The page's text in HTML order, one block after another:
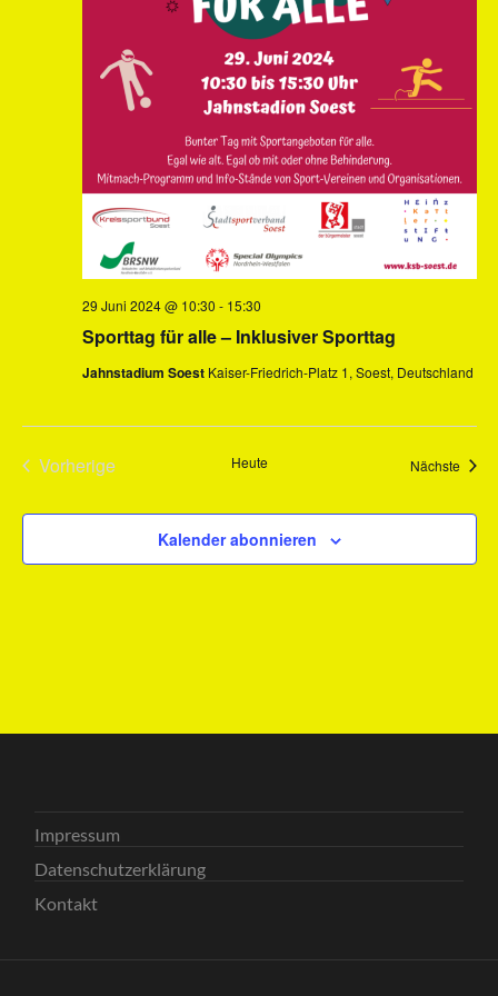
Sporttag für alle – Inklusiver Sporttag
29 Juni 2024 @ 10:30 - 15:30
Jahnstadium Soest Kaiser-Friedrich-Platz 1, Soest, Deutschland
Vorherige
Heute Nächste
Kalender abonnieren
Impressum
Datenschutzerklärung
Kontakt